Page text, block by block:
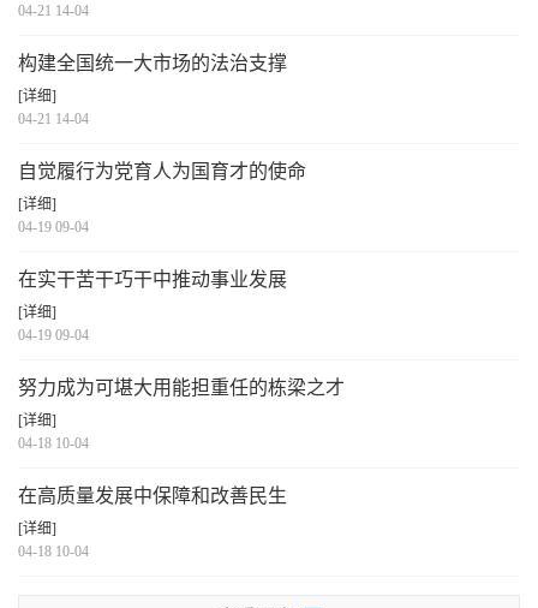
04-21 14-04
构建全国统一大市场的法治支撑
[详细]
04-21 14-04
自觉履行为党育人为国育才的使命
[详细]
04-19 09-04
在实干苦干巧干中推动事业发展
[详细]
04-19 09-04
努力成为可堪大用能担重任的栋梁之才
[详细]
04-18 10-04
在高质量发展中保障和改善民生
[详细]
04-18 10-04